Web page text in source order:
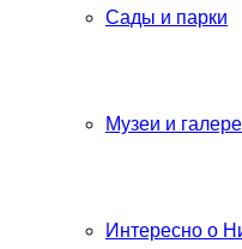
Сады и парки
Музеи и
Интересно о